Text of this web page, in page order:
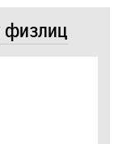
физлиц